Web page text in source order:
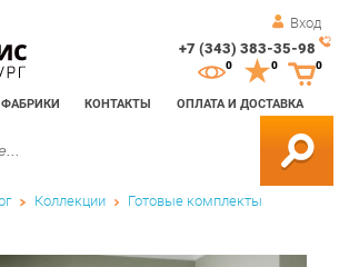
Вход
+7 (343) 383-35-98
ФАБРИКИ КОНТАКТЫ ОПЛАТА И ДОСТАВКА
0 0
Коллекции Готовые комплекты